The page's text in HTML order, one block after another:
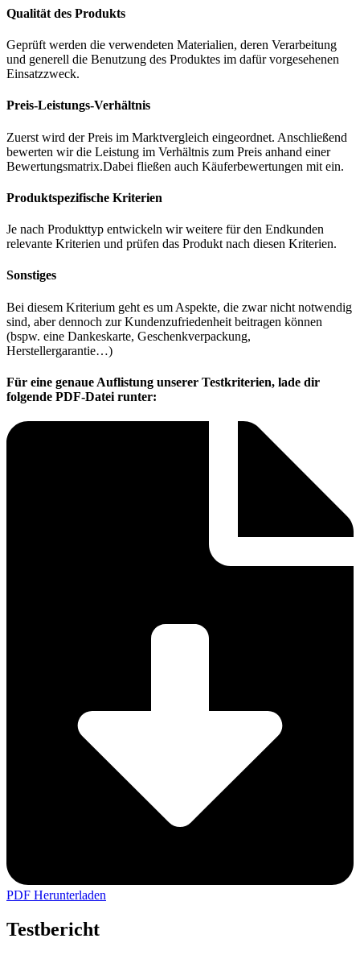
Qualität des Produkts
Geprüft werden die verwendeten Materialien, deren Verarbeitung
und generell die Benutzung des Produktes im dafür vorgesehenen
Einsatzzweck.
Preis-Leistungs-Verhältnis
Zuerst wird der Preis im Marktvergleich eingeordnet. Anschließend
bewerten wir die Leistung im Verhältnis zum Preis anhand einer
Bewertungsmatrix.Dabei fließen auch Käuferbewertungen mit ein.
Produktspezifische Kriterien
Je nach Produkttyp entwickeln wir weitere für den Endkunden
relevante Kriterien und prüfen das Produkt nach diesen Kriterien.
Sonstiges
Bei diesem Kriterium geht es um Aspekte, die zwar nicht notwendig
sind, aber dennoch zur Kundenzufriedenheit beitragen können
(bspw. eine Dankeskarte, Geschenkverpackung,
Herstellergarantie…)
Für eine genaue Auflistung unserer Testkriterien, lade dir
folgende PDF-Datei runter:
PDF Herunterladen
Testbericht